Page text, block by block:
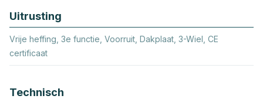
Uitrusting
Vrije heffing, 3e functie, Voorruit, Dakplaat, 3-Wiel, CE
certificaat
Technisch